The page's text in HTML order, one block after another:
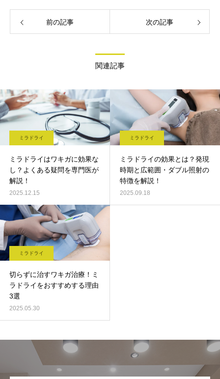
前の記事 次の記事
関連記事
ミラドライ
ミラドライはワキガに効果な
し？よくある疑問を専門医が
解説！
2025.12.15
ミラドライ
ミラドライの効果とは？発現
時期と広範囲・ダブル照射の
特徴を解説！
2025.09.18
ミラドライ
切らずに治すワキガ治療！ミ
ラドライをおすすめする理由
3選
2025.05.30